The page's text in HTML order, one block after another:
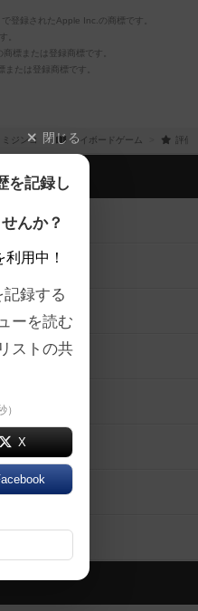
登録されたApple Inc.の商標です。
。
標または登録商標です。
たは登録商標です。
ミジンコ マイボードゲーム 評価
閉じる
を記録し
んか？
用中！
録する
ーを読む
ストの共
X